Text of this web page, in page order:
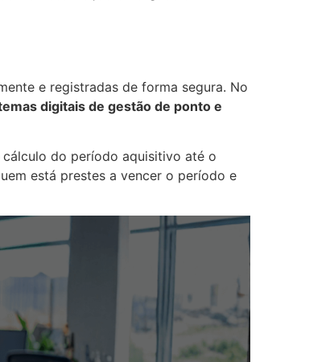
e registradas de forma segura. No
digitais de gestão de ponto e
do período aquisitivo até o
está prestes a vencer o período e